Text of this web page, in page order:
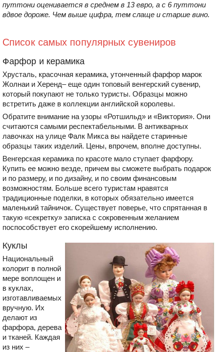
путтони оценивается в среднем в 13 евро, а с 6 путтони
вдвое дороже. Чем выше цифра, тем слаще и старше вино.
Список самых популярных сувениров
Фарфор и керамика
Хрусталь, красочная керамика, утонченный фарфор марок
Жолнаи и Херенд– еще один топовый венгерский сувенир,
который покупают не только туристы. Образцы можно
встретить даже в коллекции английской королевы.
Обратите внимание на узоры «Ротшильд» и «Виктория». Они
считаются самыми респектабельными. В антикварных
лавочках на улице Фалк Микса вы найдете старинные
образцы таких изделий. Цены, впрочем, вполне доступны.
Венгерская керамика по красоте мало ступает фарфору.
Купить ее можно везде, причем вы сможете выбрать подарок
и по размеру, и по дизайну, и по своим финансовым
возможностям. Больше всего туристам нравятся
традиционные поделки, в которых обязательно имеется
маленький тайничок. Существует поверье, что спрятанная в
такую «секретку» записка с сокровенным желанием
поспособствует его скорейшему исполнению.
Куклы
Национальный
колорит в полной
мере воплощен и
в куклах,
изготавливаемых
вручную. Их
делают из
фарфора, дерева
и тканей. Каждая
из них –